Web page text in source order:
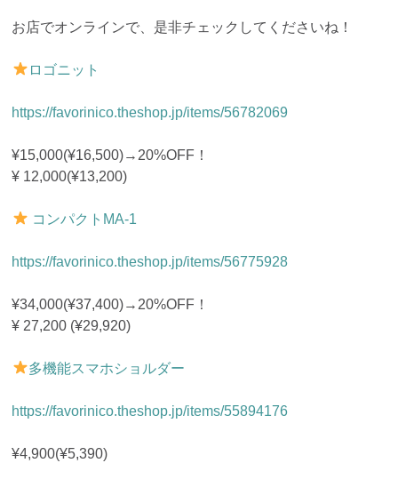
お店でオンラインで、是非チェックしてくださいね！
ロゴニット
https://favorinico.theshop.jp/items/56782069
¥15,000(¥16,500)→20%OFF！
¥ 12,000(¥13,200)
コンパクトMA-1
https://favorinico.theshop.jp/items/56775928
¥34,000(¥37,400)→20%OFF！
¥ 27,200 (¥29,920)
多機能スマホショルダー
https://favorinico.theshop.jp/items/55894176
¥4,900(¥5,390)